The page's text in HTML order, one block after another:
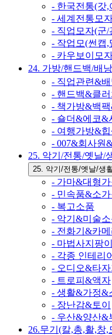
- 한국전통(갓
- 세계전통모
- 직업모자(군/
- 작업모(썬캡,
- 카우보이모
24. 가방/핸드백/배낭
- 직업관련&
- 핸드백&클러
- 책가방&백
- 숄더&에코&
- 여행가방&
- 007&회사원
25. 악기/전통/옛날/
25. 악기/전통/옛날/생
- 가마&대형가
- 민속품&소
- 복고소품
- 악기&미술소
- 전화기&카
- 마법사지팡이
- 각종 인테리
- 오디오&타자
- 트로피&액자
- 생활&가정&
- 장난감&토이
- 우산&양산&
26.무기(칼,총,활,창,